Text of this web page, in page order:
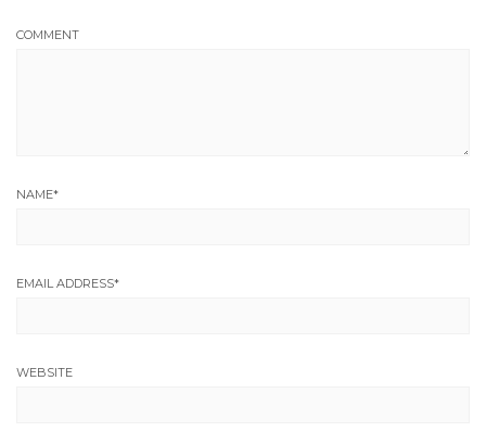
COMMENT
NAME*
EMAIL ADDRESS*
WEBSITE